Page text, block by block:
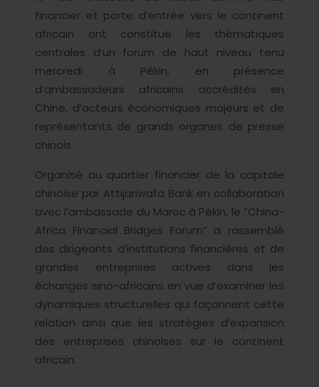
financier et porte d’entrée vers le continent
africain ont constitué les thématiques
centrales d’un forum de haut niveau tenu
mercredi à Pékin, en présence
d’ambassadeurs africains accrédités en
Chine, d’acteurs économiques majeurs et de
représentants de grands organes de presse
chinois.
Organisé au quartier financier de la capitale
chinoise par Attijariwafa Bank en collaboration
avec l’ambassade du Maroc à Pékin, le “China-
Africa Financial Bridges Forum” a rassemblé
des dirigeants d’institutions financières et de
grandes entreprises actives dans les
échanges sino-africains en vue d’examiner les
dynamiques structurelles qui façonnent cette
relation ainsi que les stratégies d’expansion
des entreprises chinoises sur le continent
africain.